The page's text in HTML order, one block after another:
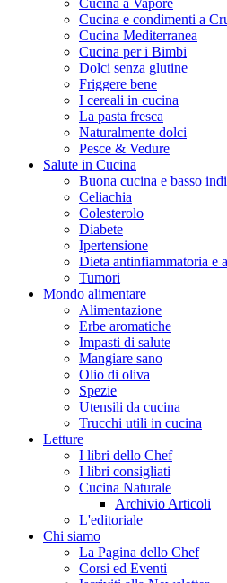
Cucina a Vapore
Cucina e condimenti a
Cucina Mediterranea
Cucina per i Bimbi
Dolci senza glutine
Friggere bene
I cereali in cucina
La pasta fresca
Naturalmente dolci
Pesce & Vedure
Salute in Cucina
Buona cucina e basso
Celiachia
Colesterolo
Diabete
Ipertensione
Dieta antinfiammatoria e
Tumori
Mondo alimentare
Alimentazione
Erbe aromatiche
Impasti di salute
Mangiare sano
Olio di oliva
Spezie
Utensili da cucina
Trucchi utili in cucina
Letture
I libri dello Chef
I libri consigliati
Cucina Naturale
Archivio Articoli
L'editoriale
Chi siamo
La Pagina dello Chef
Corsi ed Eventi